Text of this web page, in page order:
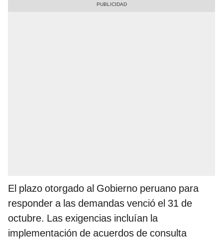
El plazo otorgado al Gobierno peruano para
responder a las demandas venció el 31 de
octubre. Las exigencias incluían la
implementación de acuerdos de consulta